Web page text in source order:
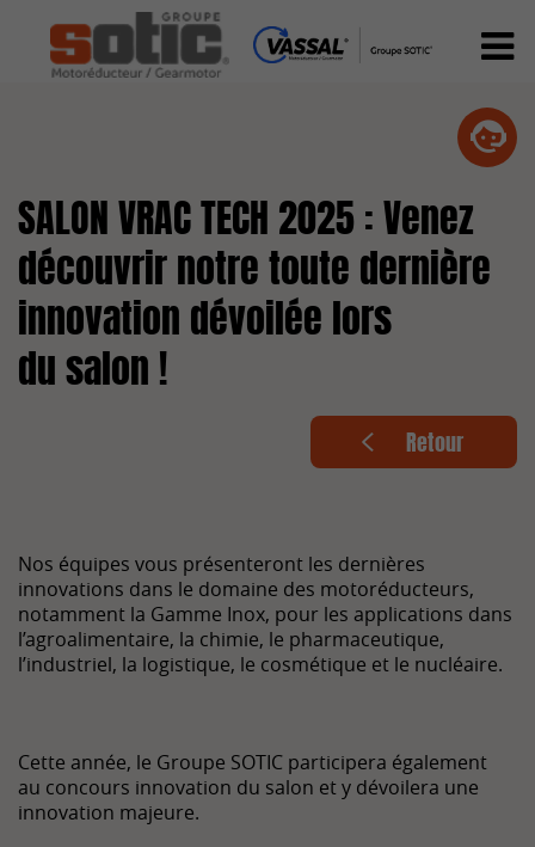
SALON VRAC TECH 2025 : Venez
découvrir notre toute dernière
innovation dévoilée lors
du salon !
Retour
Nos équipes vous présenteront les dernières
innovations dans le domaine des motoréducteurs,
notamment la Gamme Inox, pour les applications dans
l’agroalimentaire, la chimie, le pharmaceutique,
l’industriel, la logistique, le cosmétique et le nucléaire.
Cette année, le Groupe SOTIC participera également
au concours innovation du salon et y dévoilera une
innovation majeure.